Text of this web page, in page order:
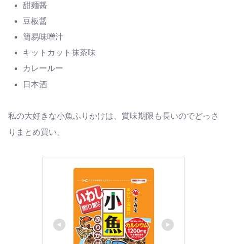
甜麺醤
豆板醤
簡易味噌汁
キットカット抹茶味
カレールー
日本酒
私の大好きな小魚ふりかけは、賞味期限も長いのでどっさ
りまとめ買い。